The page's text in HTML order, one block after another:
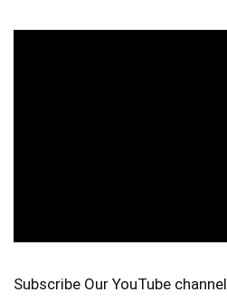
Subscribe Our YouTube channel